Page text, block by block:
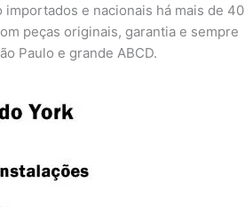
e nacionais há mais de 40
peças originais, garantia e sempre
Paulo e grande ABCD.